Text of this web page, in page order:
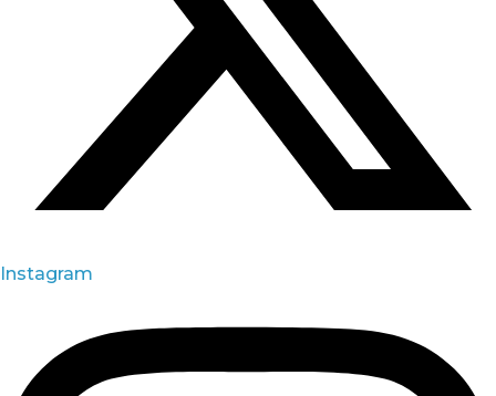
Instagram